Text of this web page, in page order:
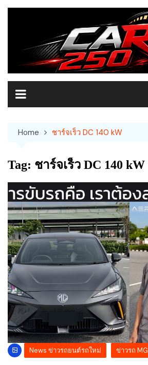
Skip
Home ชาร์จเร็ว DC 140 kW
Tag: ชาร์จเร็ว DC 140 kW
News ข่าวรถยนต์รถใหม่ ข่าวรถ MG